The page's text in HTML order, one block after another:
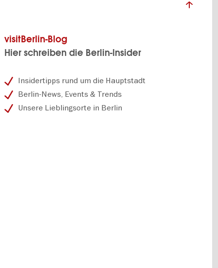
visitBerlin-Blog
Hier schreiben die Berlin-Insider
Insidertipps rund um die Hauptstadt
Berlin-News, Events & Trends
Unsere Lieblingsorte in Berlin